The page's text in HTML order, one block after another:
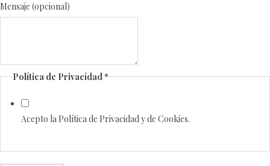
Mensaje (opcional)
Teléfono
Mensaje
Política de Privacidad*
Acepto la Política de Privacidad y de Cookies.